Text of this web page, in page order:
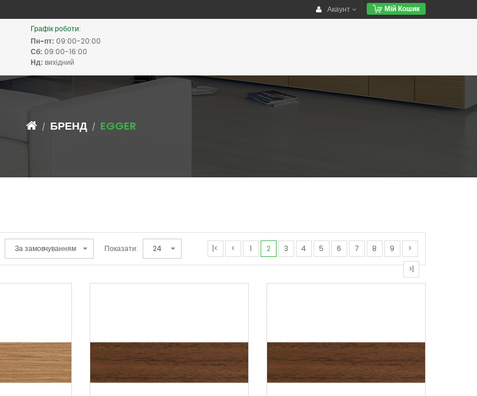
Акаунт Мій Кошик
Графік роботи:
Пн-пт: 09:00-20:00
Сб: 09:00-16:00
Нд: вихідний
БРЕНД EGGER
Показати: |< < 1 2 3 4 5 6 7 8 9 >
>|